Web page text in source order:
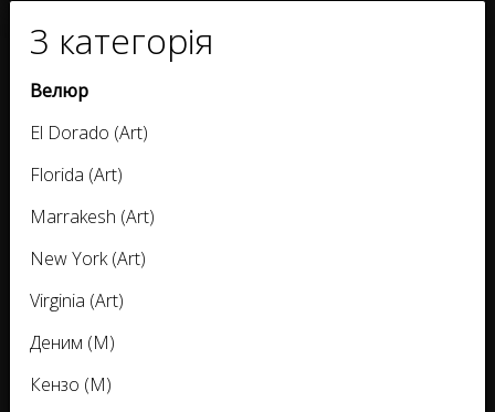
3 категорія
Велюр
El Dorado (Art)
Florida (Art)
Marrakesh (Art)
New York (Art)
Virginia (Art)
Деним (M)
Кензо (M)